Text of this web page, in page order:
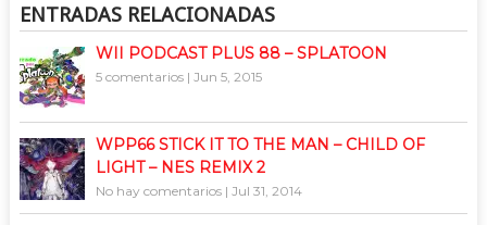
ENTRADAS RELACIONADAS
WII PODCAST PLUS 88 – SPLATOON
5 comentarios| Jun 5, 2015
WPP66 STICK IT TO THE MAN – CHILD OF
LIGHT – NES REMIX 2
No hay comentarios| Jul 31, 2014